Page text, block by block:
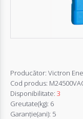
Producător: Victron
Cod produs:
Disponibilitate: 3
Greutate(kg): 6
Garanţie(ani): 5